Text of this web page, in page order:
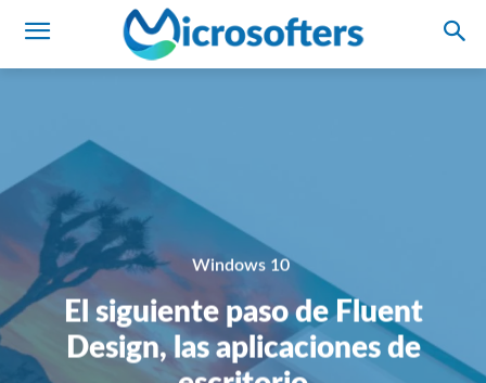
Windows 10
El siguiente paso de Fluent
Design, las aplicaciones de